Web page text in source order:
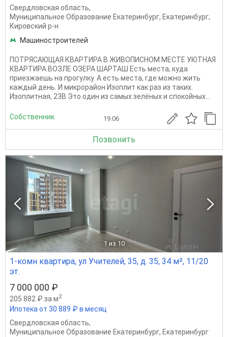
Свердловская область,
Муниципальное Образование Екатеринбург, Екатеринбург,
Кировский р-н
Машиностроителей
ПОТРЯСАЮЩАЯ КВАРТИРА В ЖИВОПИСНОМ МЕСТЕ УЮТНАЯ
КВАРТИРА ВОЗЛЕ ОЗЕРА ШАРТАШ Есть места, куда
приезжаешь на прогулку. А есть места, где можно жить
каждый день. И микрорайон Изоплит как раз из таких.
Изоплитная, 23В Это один из самых зелёных и спокойных...
Собственник 19.06
Позвонить
1 из 10
1-комн квартира, ул Учителей, 35, д. 35, 34 м², 11/20
эт.
7 000 000 ₽
205 882 ₽ за м2
Ипотека от 30 889 ₽ в месяц
Свердловская область,
Муниципальное Образование Екатеринбург, Екатеринбург